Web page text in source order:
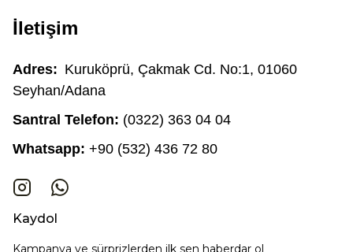
İletişim
Adres: Kuruköprü, Çakmak Cd. No:1, 01060
Seyhan/Adana
Santral Telefon: (0322) 363 04 04
Whatsapp: +90 (532) 436 72 80
Kaydol
Kampanya ve sürprizlerden ilk sen haberdar ol